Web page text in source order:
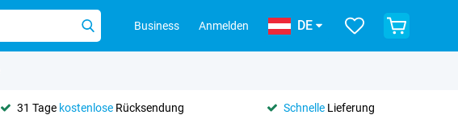
Business Anmelden DE
31 Tage kostenloseRücksendung SchnelleLieferung